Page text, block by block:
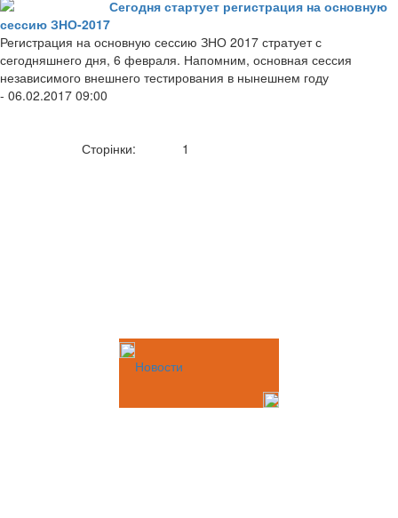
Сегодня стартует регистрация на основную
сессию ЗНО-2017
Регистрация на основную сессию ЗНО 2017 стратует с
сегодняшнего дня, 6 февраля. Напомним, основная сессия
независимого внешнего тестирования в нынешнем году
- 06.02.2017 09:00
Сторінки: 1
Новости